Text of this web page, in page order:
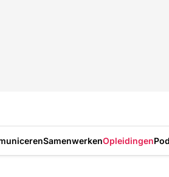
SamenwerkenOpleidingen